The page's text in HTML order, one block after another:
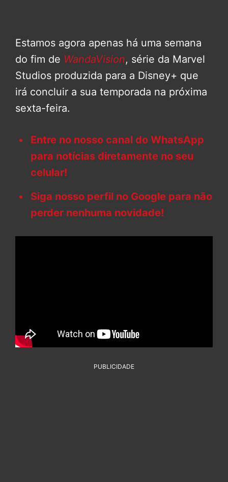
Estamos agora apenas há uma semana
do fim de WandaVision, série da Marvel
Studios produzida para a Disney+ que
irá concluir a sua temporada na próxima
sexta-feira.
Entre no nosso canal do WhatsApp
para notícias diretamente no seu
celular!
Siga nosso perfil no Google para não
perder nenhuma novidade!
PUBLICIDADE